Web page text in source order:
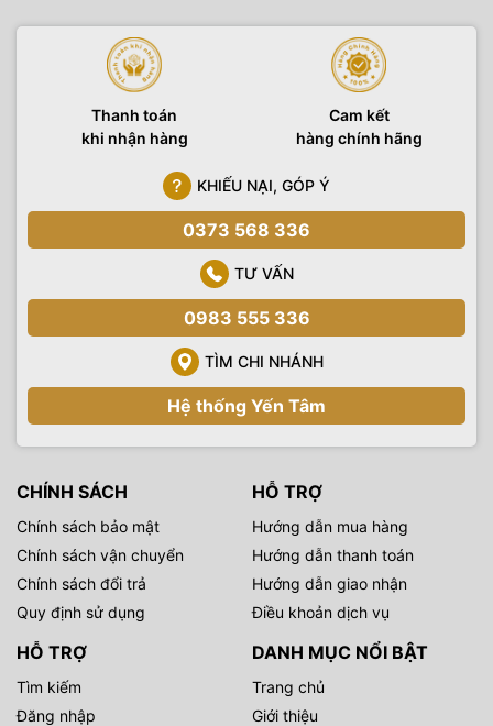
Thanh toán
khi nhận hàng
Cam kết
hàng chính hãng
KHIẾU NẠI, GÓP Ý
0373 568 336
TƯ VẤN
0983 555 336
TÌM CHI NHÁNH
Hệ thống Yến Tâm
CHÍNH SÁCH
Chính sách bảo mật
Chính sách vận chuyển
Chính sách đổi trả
Quy định sử dụng
HỖ TRỢ
Hướng dẫn mua hàng
Hướng dẫn thanh toán
Hướng dẫn giao nhận
Điều khoản dịch vụ
HỖ TRỢ
Tìm kiếm
Đăng nhập
DANH MỤC NỔI BẬT
Trang chủ
Giới thiệu